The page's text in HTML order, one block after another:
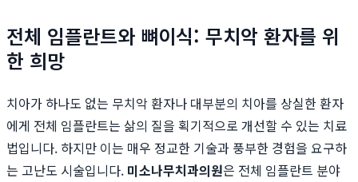
전체 임플란트와 뼈이식: 무치악 환자를 위
한 희망
치아가 하나도 없는 무치악 환자나 대부분의 치아를 상실한 환자
에게 전체 임플란트는 삶의 질을 획기적으로 개선할 수 있는 치료
법입니다. 하지만 이는 매우 정교한 기술과 풍부한 경험을 요구하
는 고난도 시술입니다. 미소나무치과의원은 전체 임플란트 분야